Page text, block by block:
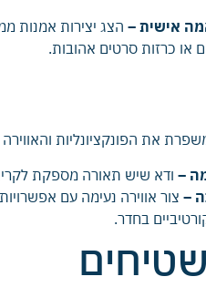
אישית – הצג יצירות אמנות
או כרזות סרטים אהובות.
את הפונקציונליות
– ודא שיש תאורה מספקת
– צור אווירה נעימה עם
בחדר.